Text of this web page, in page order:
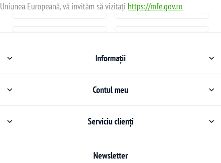
Uniunea Europeană, vă invităm să vizitați https://mfe.gov.ro
Informații
Contul meu
Serviciu clienți
Newsletter